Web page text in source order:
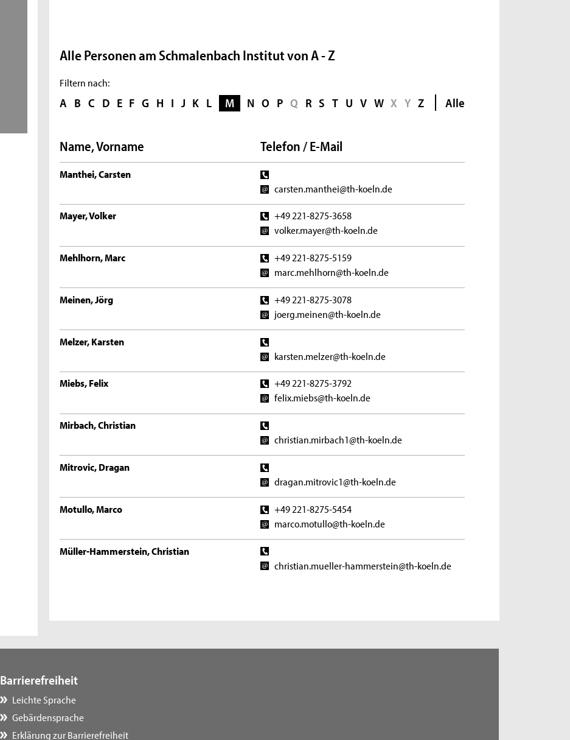
Alle Personen am Schmalenbach Institut von A - Z
Filtern nach:
A B C D E F G H I J K L M N O P Q R S T U V W X Y Z Alle
Name, Vorname Telefon / E-Mail
Manthei, Carsten
carsten.manthei@th-koeln.de
Mayer, Volker
+49 221-8275-3658
volker.mayer@th-koeln.de
Mehlhorn, Marc
+49 221-8275-5159
marc.mehlhorn@th-koeln.de
Meinen, Jörg
+49 221-8275-3078
joerg.meinen@th-koeln.de
Melzer, Karsten
karsten.melzer@th-koeln.de
Miebs, Felix
+49 221-8275-3792
felix.miebs@th-koeln.de
Mirbach, Christian
christian.mirbach1@th-koeln.de
Mitrovic, Dragan
dragan.mitrovic1@th-koeln.de
Motullo, Marco
+49 221-8275-5454
marco.motullo@th-koeln.de
Müller-Hammerstein, Christian
christian.mueller-hammerstein@th-koeln.de
Barrierefreiheit
Leichte Sprache
Gebärdensprache
Erklärung zur Barrierefreiheit